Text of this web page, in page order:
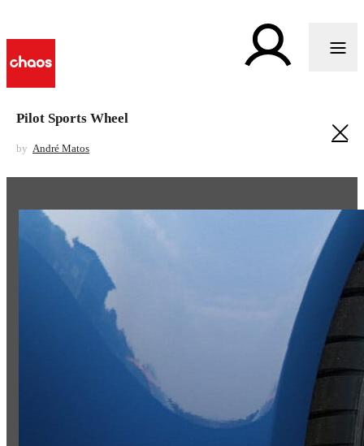
Pilot Sports Wheel
by André Matos